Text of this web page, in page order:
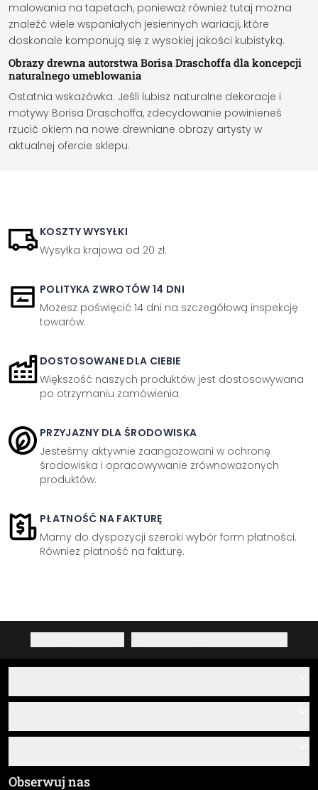
malowania na tapetach, ponieważ również tutaj można
znaleźć wiele wspaniałych jesiennych wariacji, które
doskonale komponują się z wysokiej jakości kubistyką.
Obrazy drewna autorstwa Borisa Draschoffa dla koncepcji
naturalnego umeblowania
Ostatnia wskazówka: Jeśli lubisz naturalne dekoracje i
motywy Borisa Draschoffa, zdecydowanie powinieneś
rzucić okiem na nowe drewniane obrazy artysty w
aktualnej ofercie sklepu.
KOSZTY WYSYŁKI
Wysyłka krajowa od 20 zł.
POLITYKA ZWROTÓW 14 DNI
Możesz poświęcić 14 dni na szczegółową inspekcję
towarów.
DOSTOSOWANE DLA CIEBIE
Większość naszych produktów jest dostosowywana
po otrzymaniu zamówienia.
PRZYJAZNY DLA ŚRODOWISKA
Jesteśmy aktywnie zaangażowani w ochronę
środowiska i opracowywanie zrównoważonych
produktów.
PŁATNOŚĆ NA FAKTURĘ
Mamy do dyspozycji szeroki wybór form płatności.
Również płatność na fakturę.
·
O nas
Przegląd materiałów
Ogólne Warunki Handlowe (OWH)
Obserwuj nas